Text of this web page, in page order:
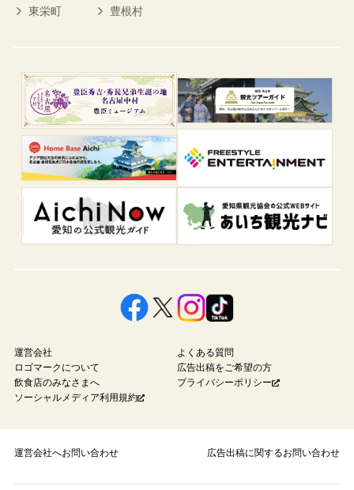
東栄町
豊根村
運営会社
よくある質問
ロゴマークについて
広告出稿をご希望の方
飲食店のみなさまへ
プライバシーポリシー
ソーシャルメディア利用規約
運営会社へお問い合わせ 広告出稿に関するお問い合わせ